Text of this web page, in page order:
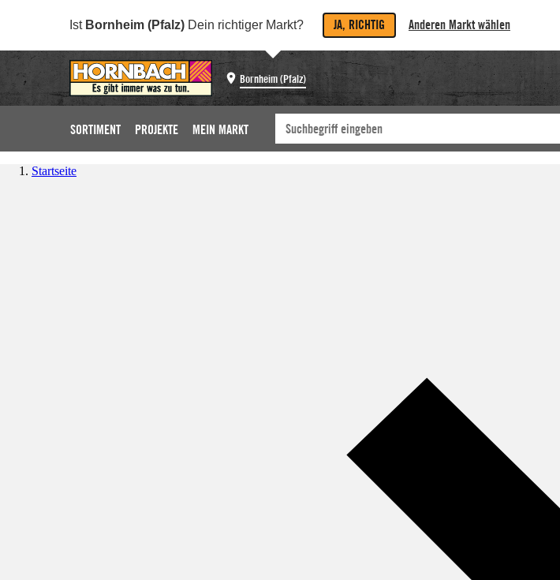
Ist Bornheim (Pfalz) Dein richtiger Markt? JA, RICHTIG Anderen Markt wählen
Bornheim (Pfalz)
SORTIMENT PROJEKTE MEIN MARKT
Startseite